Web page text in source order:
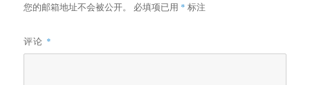
您的邮箱地址不会被公开。 必填项已用 * 标注
评论 *